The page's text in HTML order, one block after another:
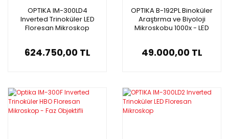
OPTIKA IM-300LD4
Inverted Trinoküler LED
Floresan Mikroskop
624.750,00 TL
OPTIKA B-192PL Binoküler
Araştırma ve Biyoloji
Mikroskobu 1000x - LED
49.000,00 TL